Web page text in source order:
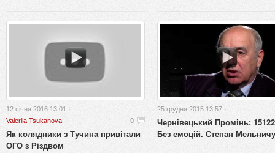
12 січня 2016 13:01 ·
Valeriia Tsukanova
0
Як колядники з Тучина привітали
ОГО з Різдвом
25 грудня 2015 13:57 ·
Чернівецький Промінь:
Без емоцій. Степан